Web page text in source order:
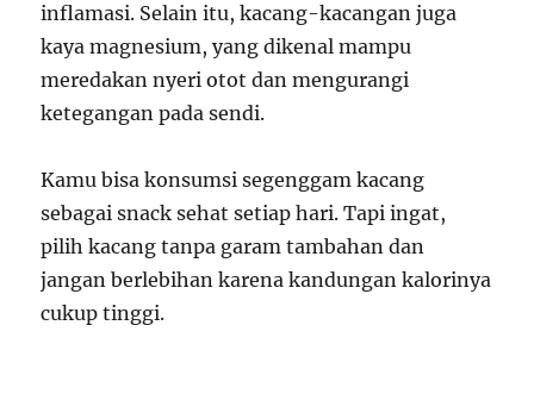
inflamasi. Selain itu, kacang-kacangan juga
kaya magnesium, yang dikenal mampu
meredakan nyeri otot dan mengurangi
ketegangan pada sendi.
Kamu bisa konsumsi segenggam kacang
sebagai snack sehat setiap hari. Tapi ingat,
pilih kacang tanpa garam tambahan dan
jangan berlebihan karena kandungan kalorinya
cukup tinggi.